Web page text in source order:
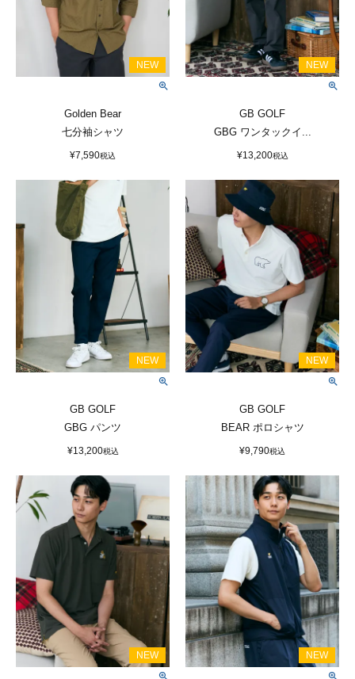
Golden Bear
七分袖シャツ
¥7,590税込
GB GOLF
GBG ワンタックイ...
¥13,200税込
GB GOLF
GBG パンツ
¥13,200税込
GB GOLF
BEAR ポロシャツ
¥9,790税込